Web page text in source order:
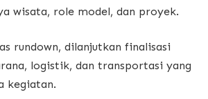
wisata, role model, dan proyek.
rundown, dilanjutkan finalisasi
logistik, dan transportasi yang
kegiatan.